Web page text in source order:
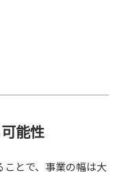
能性
とで、事業の幅は大